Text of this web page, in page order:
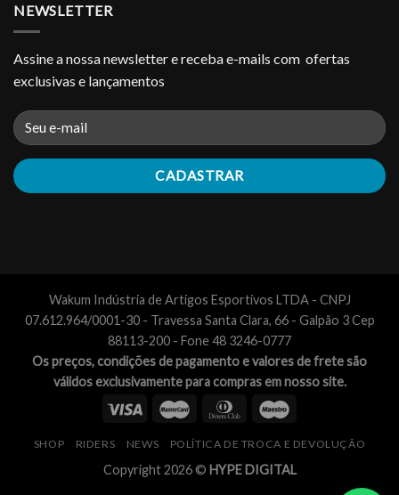
NEWSLETTER
Assine a nossa newsletter e receba e-mails com ofertas
exclusivas e lançamentos
Wakum Indústria de Artigos Esportivos LTDA - CNPJ
07.612.964/0001-30 - Travessa Santa Clara, 66 - Galpão 3 Cep
88113-200 - Fone 48 3246-0777
Os preços, condições de pagamento e valores de frete são
válidos exclusivamente para compras em nosso site.
SHOP RIDERS NEWS POLÍTICA DE TROCA E DEVOLUÇÃO
Copyright 2026 © HYPE DIGITAL